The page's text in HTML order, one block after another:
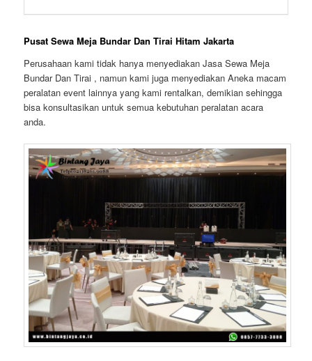
Pusat Sewa Meja Bundar Dan Tirai Hitam Jakarta
Perusahaan kami tidak hanya menyediakan Jasa Sewa Meja
Bundar Dan Tirai , namun kami juga menyediakan Aneka macam
peralatan event lainnya yang kami rentalkan, demikian sehingga
bisa konsultasikan untuk semua kebutuhan peralatan acara
anda.